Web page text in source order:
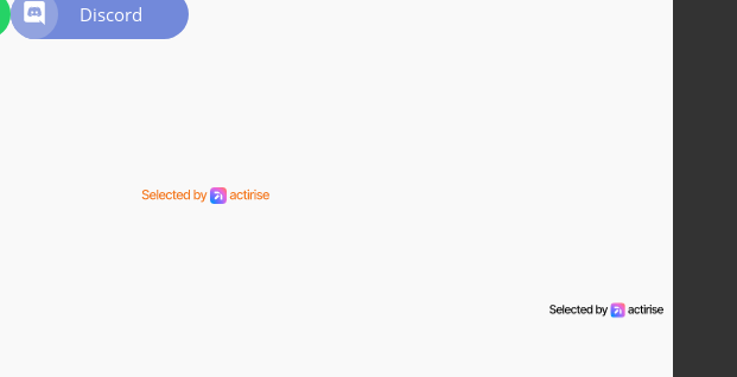
Discord